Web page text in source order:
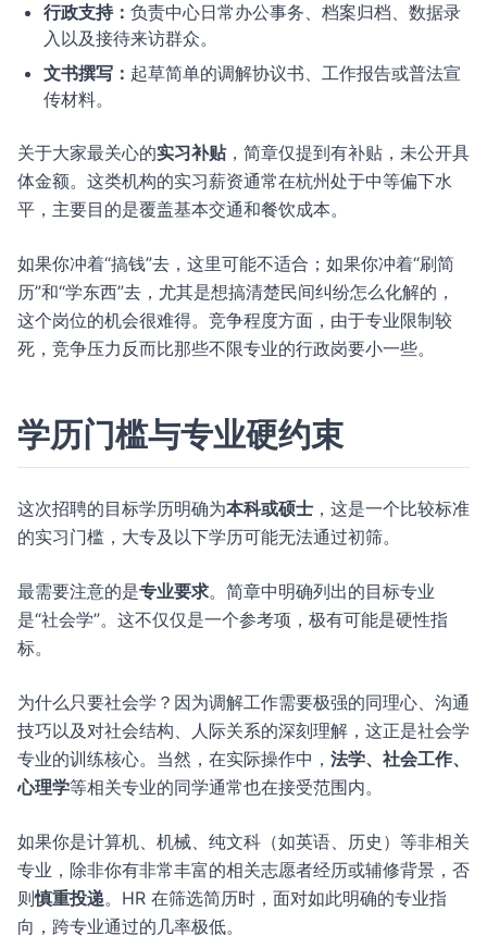
行政支持： 负责中心日常办公事务、档案归档、数据录
入以及接待来访群众。
文书撰写： 起草简单的调解协议书、工作报告或普法宣
传材料。
关于大家最关心的实习补贴，简章仅提到有补贴，未公开具
体金额。这类机构的实习薪资通常在杭州处于中等偏下水
平，主要目的是覆盖基本交通和餐饮成本。
如果你冲着“搞钱”去，这里可能不适合；如果你冲着“刷简
历”和“学东西”去，尤其是想搞清楚民间纠纷怎么化解的，
这个岗位的机会很难得。竞争程度方面，由于专业限制较
死，竞争压力反而比那些不限专业的行政岗要小一些。
学历门槛与专业硬约束
这次招聘的目标学历明确为本科或硕士 ，这是一个比较标准
的实习门槛，大专及以下学历可能无法通过初筛。
最需要注意的是专业要求。简章中明确列出的目标专业
是“社会学”。这不仅仅是一个参考项，极有可能是硬性指
标。
为什么只要社会学？因为调解工作需要极强的同理心、沟通
技巧以及对社会结构、人际关系的深刻理解，这正是社会学
专业的训练核心。当然，在实际操作中， 法学、社会工作、
心理学等相关专业的同学通常也在接受范围内。
如果你是计算机、机械、纯文科（如英语、历史）等非相关
专业，除非你有非常丰富的相关志愿者经历或辅修背景，否
则慎重投递。HR 在筛选简历时，面对如此明确的专业指
向，跨专业通过的几率极低。